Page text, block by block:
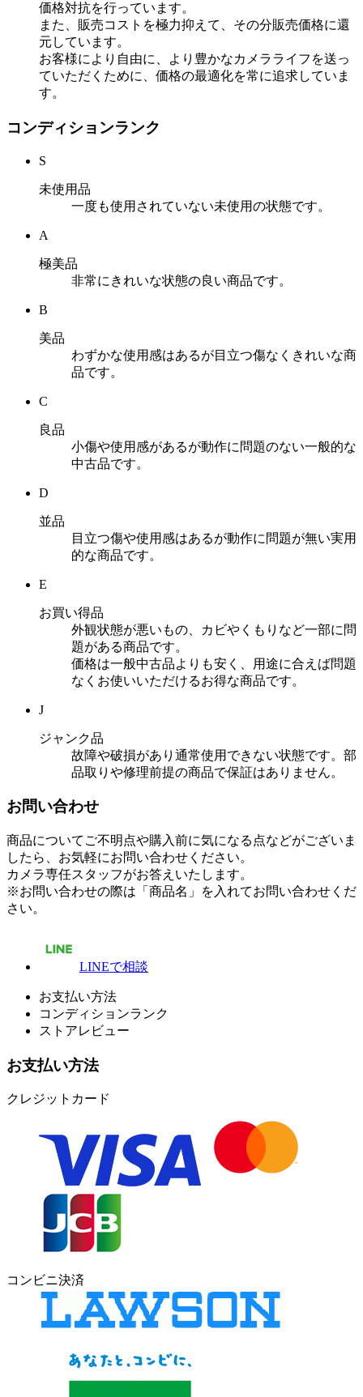
価格対抗を行っています。
また、販売コストを極力抑えて、その分販売価格に還
元しています。
お客様により自由に、より豊かなカメラライフを送っ
ていただくために、価格の最適化を常に追求していま
す。
コンディションランク
S
未使用品
一度も使用されていない未使用の状態です。
A
極美品
非常にきれいな状態の良い商品です。
B
美品
わずかな使用感はあるが目立つ傷なくきれいな商
品です。
C
良品
小傷や使用感があるが動作に問題のない一般的な
中古品です。
D
並品
目立つ傷や使用感はあるが動作に問題が無い実用
的な商品です。
E
お買い得品
外観状態が悪いもの、カビやくもりなど一部に問
題がある商品です。
価格は一般中古品よりも安く、用途に合えば問題
なくお使いいただけるお得な商品です。
J
ジャンク品
故障や破損があり通常使用できない状態です。部
品取りや修理前提の商品で保証はありません。
お問い合わせ
商品についてご不明点や購入前に気になる点などがございま
したら、お気軽にお問い合わせください。
カメラ専任スタッフがお答えいたします。
※お問い合わせの際は「商品名」を入れてお問い合わせくだ
さい。
LINEで相談
お支払い方法
コンディションランク
ストアレビュー
お支払い方法
クレジットカード
コンビニ決済